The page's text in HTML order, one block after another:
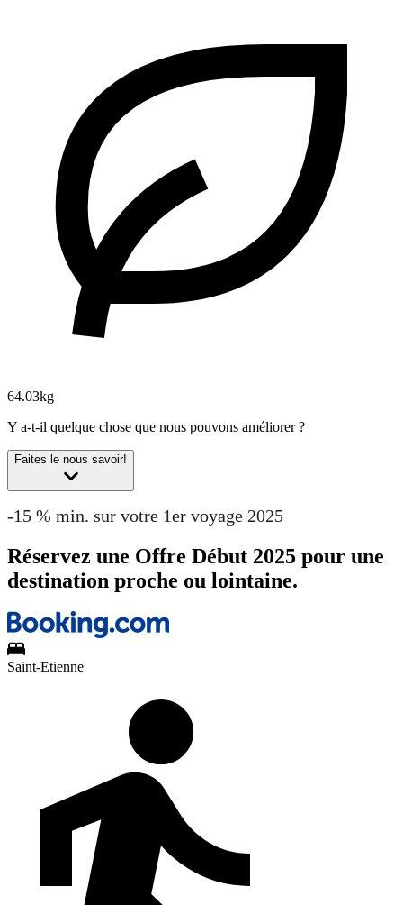
64.03kg
Y a-t-il quelque chose que nous pouvons améliorer ?
Faites le nous savoir!
-15 % min. sur votre 1er voyage 2025
Réservez une Offre Début 2025 pour une
destination proche ou lointaine.
Saint-Etienne